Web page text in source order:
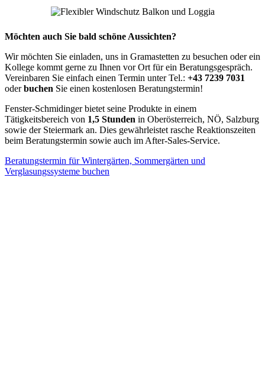
Möchten auch Sie bald schöne Aussichten?
Wir möchten Sie einladen, uns in Gramastetten zu besuchen oder ein
Kollege kommt gerne zu Ihnen vor Ort für ein Beratungsgespräch.
Vereinbaren Sie einfach einen Termin unter Tel.: +43 7239 7031
oderbuchen Sie einen kostenlosen Beratungstermin!
Fenster-Schmidinger bietet seine Produkte in einem
Tätigkeitsbereich von 1,5 Stunden in Oberösterreich, NÖ, Salzburg
sowie der Steiermark an. Dies gewährleistet rasche Reaktionszeiten
beim Beratungstermin sowie auch im After-Sales-Service.
Beratungstermin für Wintergärten, Sommergärten und
Verglasungssysteme buchen